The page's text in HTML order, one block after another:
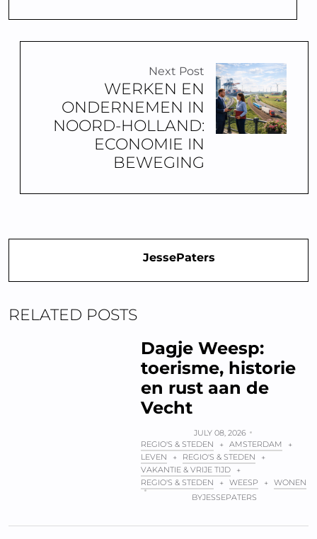
Next Post
WERKEN EN
ONDERNEMEN IN
NOORD-HOLLAND:
ECONOMIE IN
BEWEGING
JessePaters
RELATED POSTS
Dagje Weesp:
toerisme, historie
en rust aan de
Vecht
JULY 08, 2026
REGIO'S & STEDEN
+ AMSTERDAM
+
LEVEN
+ REGIO'S & STEDEN
+
VAKANTIE & VRIJE TIJD
+
REGIO'S & STEDEN
+ WEESP + WONEN
BYJESSEPATERS